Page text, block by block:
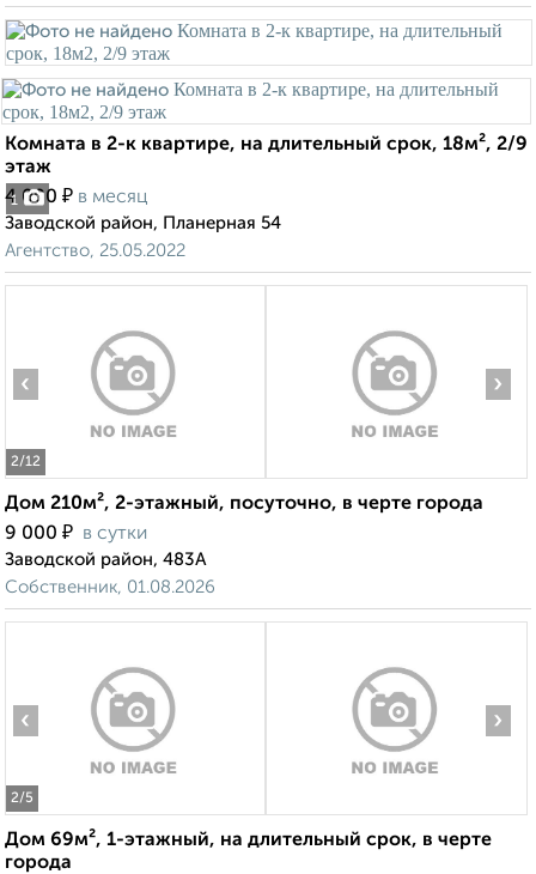
1
Комната в 2-к квартире, на длительный срок, 18м², 2/9
этаж
4 000 ₽ в месяц
Заводской район, Планерная 54
Агентство, 25.05.2022
2/12
‹ ›
Дом 210м², 2-этажный, посуточно, в черте города
9 000 ₽ в сутки
Заводской район, 483А
Собственник, 01.08.2026
2/5
‹ ›
Дом 69м², 1-этажный, на длительный срок, в черте
города